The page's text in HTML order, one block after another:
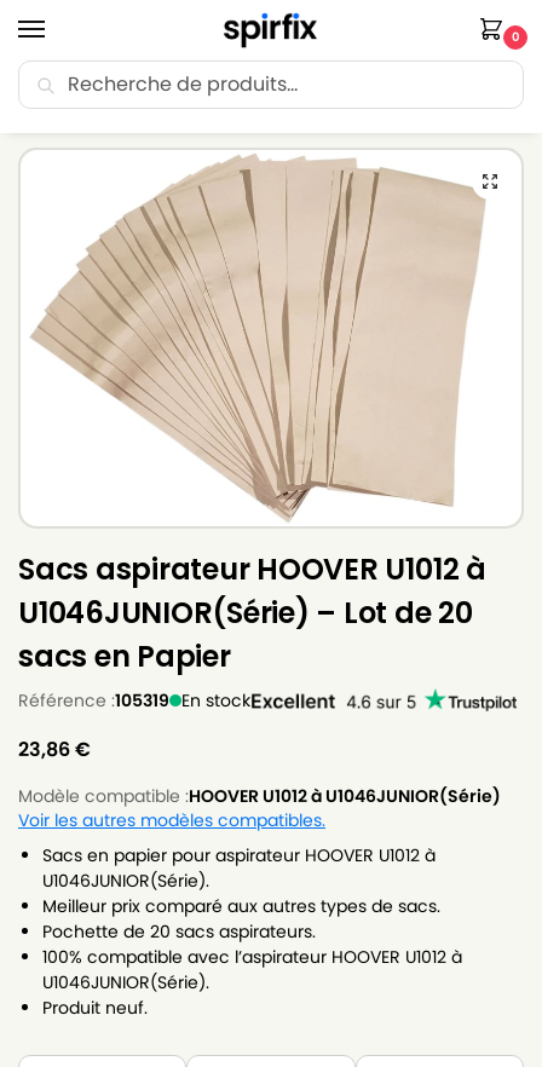
0
🚚 Livraison Point Relais offerte dès 30€ d’achat.
Sacs aspirateur HOOVER U1012 à
U1046JUNIOR(Série) – Lot de 20
sacs en Papier
Référence :105319 En stock
23,86€
Modèle compatible :HOOVER U1012 à U1046JUNIOR(Série)
Voir les autres modèles compatibles.
Sacs en papier pour aspirateur HOOVER U1012 à
U1046JUNIOR(Série).
Meilleur prix comparé aux autres types de sacs.
Pochette de 20 sacs aspirateurs.
100% compatible avec l’aspirateur HOOVER U1012 à
U1046JUNIOR(Série).
Produit neuf.